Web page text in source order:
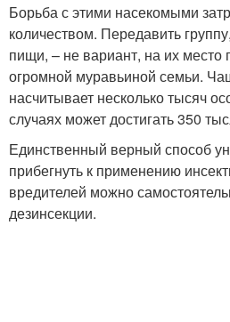
Борьба с этими насекомыми
количеством. Передавить
пищи, – не вариант, на их место
огромной муравьиной семьи.
насчитывает несколько тысяч
случаях может достигать 350
Единственный верный способ
прибегнуть к применению
вредителей можно
дезинсекции.